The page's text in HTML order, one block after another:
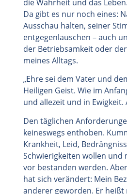
die Wahrheit und das
Da gibt es nur noch eines:
Ausschau halten, seiner
entgegenlauschen – auch
der Betriebsamkeit oder
meines Alltags.
„Ehre sei dem Vater und
Heiligen Geist. Wie im
und allezeit und in Ewigkeit.
Den täglichen
keineswegs enthoben.
Krankheit, Leid,
Schwierigkeiten wollen und
vor bestanden werden.
hat sich verändert: Mein
anderer geworden. Er heißt